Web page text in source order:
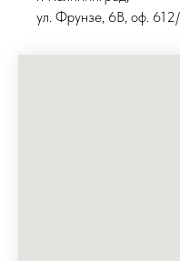
ул. Фрунзе, 6В, оф.